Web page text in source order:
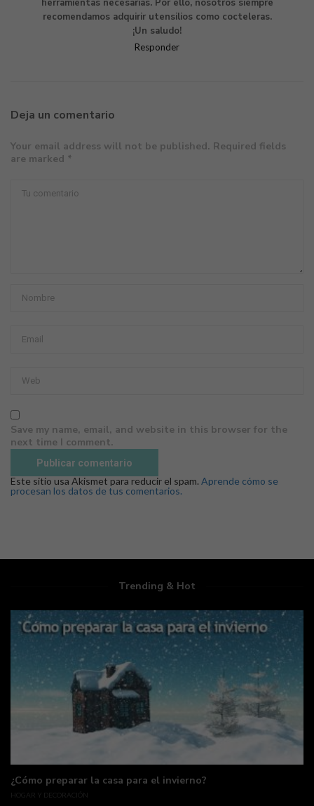
herramientas necesarias. Por ello, nosotros siempre
recomendamos adquirir utensilios como cocteleras.
¡Un saludo!
Responder
Deja un comentario
Your email address will not be published. Required fields
are marked *
Save my name, email, and website in this browser for the
next time I comment.
Este sitio usa Akismet para reducir el spam. Aprende cómo se
procesan los datos de tus comentarios.
Trending & Hot
¿Cómo preparar la casa para el invierno?
HOGAR Y DECORACIÓN